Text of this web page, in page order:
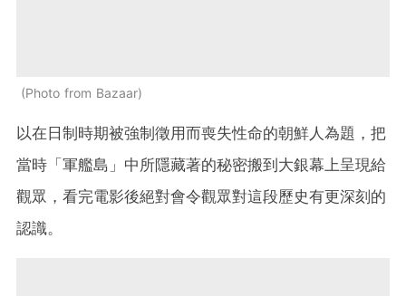
Photo from Bazaar
以在日制時期被強制徵用而喪失性命的朝鮮人為題，把
當時「軍艦島」中所隱藏著的秘密搬到大銀幕上呈現給
觀眾，看完電影後絕對會令觀眾對這段歷史有更深刻的
認識。